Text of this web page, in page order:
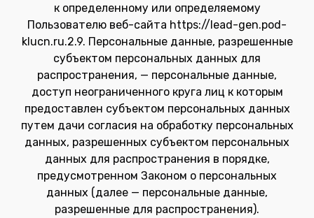
к определенному или определяемому
Пользователю веб-сайта https://lead-gen.pod-
klucn.ru.2.9. Персональные данные, разрешенные
субъектом персональных данных для
распространения, — персональные данные,
доступ неограниченного круга лиц к которым
предоставлен субъектом персональных данных
путем дачи согласия на обработку персональных
данных, разрешенных субъектом персональных
данных для распространения в порядке,
предусмотренном Законом о персональных
данных (далее — персональные данные,
разрешенные для распространения).